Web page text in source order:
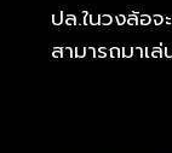
ปล.ในวงล้อ
สามารถมาเ